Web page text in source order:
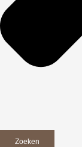
Zoeken